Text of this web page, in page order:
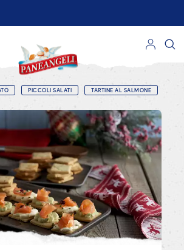
PICCOLI SALATI TARTINE AL SALMONE